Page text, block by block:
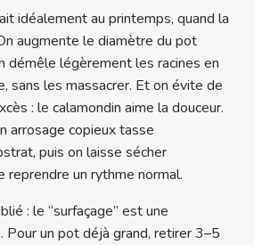
idéalement au printemps, quand la
augmente le diamètre du pot
démêle légèrement les racines en
sans les massacrer. Et on évite de
: le calamondin aime la douceur.
arrosage copieux tasse
puis on laisse sécher
un rythme normal.
: le “surfaçage” est une
un pot déjà grand, retirer 3–5